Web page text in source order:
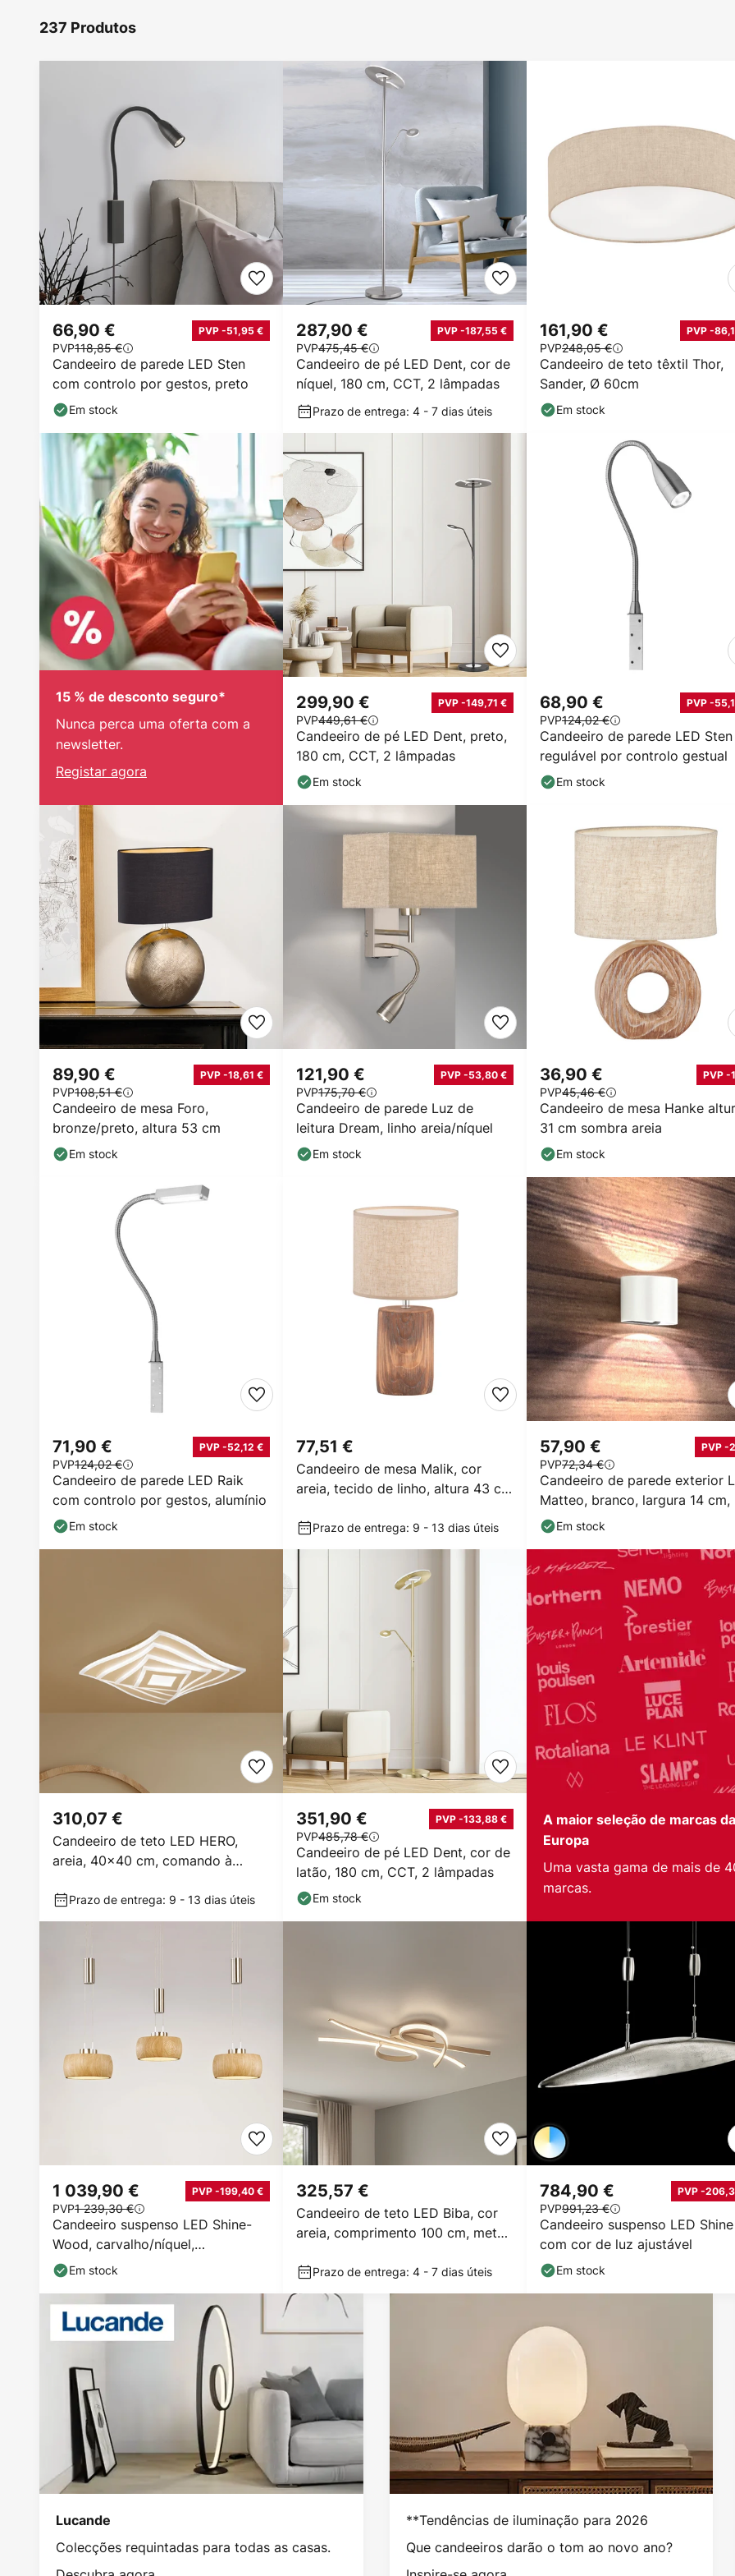
237 Produtos
Candeeiro de parede LED Sten
com controlo por gestos, preto
66,90 € PVP -51,95 €
PVP118,85 €
Em stock
Candeeiro de pé LED Dent, cor de
níquel, 180 cm, CCT, 2 lâmpadas
287,90 € PVP -187,55 €
PVP475,45 €
Prazo de entrega: 4 - 7 dias úteis
Candeeiro de teto têxtil Thor,
Sander, Ø 60cm
161,90 € PVP -
PVP248,05 €
Em stock
15 % de desconto seguro*
Nunca perca uma oferta com a
newsletter.
Registar agora
Candeeiro de pé LED Dent, preto,
180 cm, CCT, 2 lâmpadas
299,90 € PVP -149,71 €
PVP449,61 €
Em stock
Candeeiro de parede LED Sten
regulável por controlo gestual
68,90 € PVP -
PVP124,02 €
Em stock
Candeeiro de mesa Foro,
bronze/preto, altura 53 cm
89,90 € PVP -18,61 €
PVP108,51 €
Em stock
Candeeiro de parede Luz de
leitura Dream, linho areia/níquel
121,90 € PVP -53,80 €
PVP175,70 €
Em stock
Candeeiro de mesa Hanke
31 cm sombra areia
36,90 € PVP -
PVP45,46 €
Em stock
Candeeiro de parede LED Raik
com controlo por gestos, alumínio
71,90 € PVP -52,12 €
PVP124,02 €
Em stock
Candeeiro de mesa Malik, cor
areia, tecido de linho, altura 43 cm
77,51 €
Prazo de entrega: 9 - 13 dias úteis
Candeeiro de parede exterior
Matteo, branco, largura 14 cm,
luzes.
57,90 € PVP -
PVP72,34 €
Em stock
Candeeiro de teto LED HERO,
areia, 40x40 cm, comando à
310,07 €
Prazo de entrega: 9 - 13 dias úteis
Candeeiro de pé LED Dent, cor de
latão, 180 cm, CCT, 2 lâmpadas
351,90 € PVP -133,88 €
PVP485,78 €
Em stock
A maior seleção de marcas da
Europa
Uma vasta gama de mais de
marcas.
Candeeiro suspenso LED Shine-
Wood, carvalho/níquel,
comprimento 100 cm 3
1 039,90 € PVP -199,40 €
PVP1 239,30 €
Em stock
Candeeiro de teto LED Biba, cor
areia, comprimento 100 cm, metal,
325,57 €
Prazo de entrega: 4 - 7 dias úteis
Candeeiro suspenso LED Shine
com cor de luz ajustável
784,90 € PVP -
PVP991,23 €
Em stock
Lucande
Colecções requintadas para todas as casas.
**Tendências de iluminação para 2026
Que candeeiros darão o tom ao novo ano?